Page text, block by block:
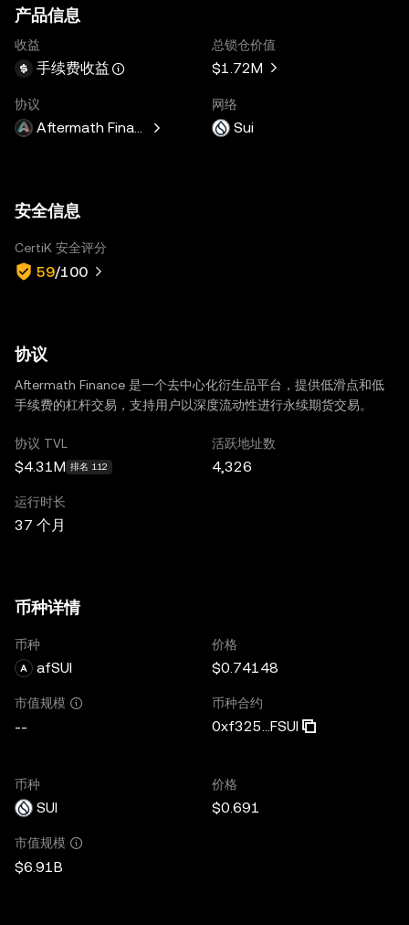
产品信息
收益
手续费收益
总锁仓价值
$1.72M
协议
Aftermath Finance
网络
Sui
安全信息
CertiK 安全评分
59/100
协议
Aftermath Finance 是一个去中心化衍生品平台，提供低滑点和低
手续费的杠杆交易，支持用户以深度流动性进行永续期货交易。
协议 TVL
$4.31M 排名 112
活跃地址数
4,326
运行时长
37 个月
币种详情
币种
afSUI
价格
$0.74148
市值规模
--
币种合约
0xf325...FSUI
币种
SUI
价格
$0.691
市值规模
$6.91B